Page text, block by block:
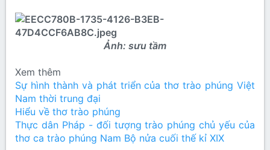
Ảnh: sưu tầm
Xem thêm
Sự hình thành và phát triển của thơ trào phúng Việt
Nam thời trung đại
Hiểu về thơ trào phúng
Thực dân Pháp - đối tượng trào phúng chủ yếu của
thơ ca trào phúng Nam Bộ nửa cuối thế kỉ XIX